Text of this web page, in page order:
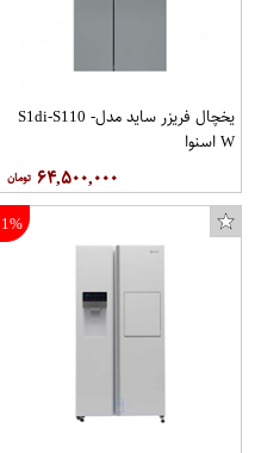
یخچال فریزر ساید مدل- S1di-S110
W اسنوا
۶۴,۵۰۰,۰۰۰
1%